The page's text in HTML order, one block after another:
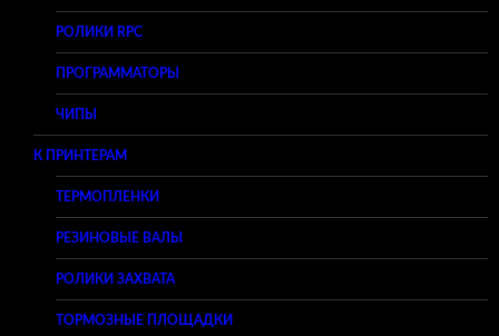
РОЛИКИ RPC
ПРОГРАММАТОРЫ
ЧИПЫ
К ПРИНТЕРАМ
ТЕРМОПЛЕНКИ
РЕЗИНОВЫЕ ВАЛЫ
РОЛИКИ ЗАХВАТА
ТОРМОЗНЫЕ ПЛОЩАДКИ